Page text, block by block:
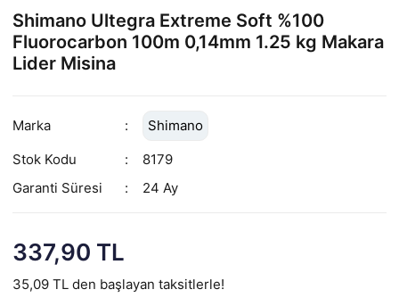
Shimano Ultegra Extreme Soft %100
Fluorocarbon 100m 0,14mm 1.25 kg Makara
Lider Misina
Marka
Shimano
Stok Kodu
8179
Garanti Süresi
24 Ay
337,90 TL
35,09 TL den başlayan taksitlerle!